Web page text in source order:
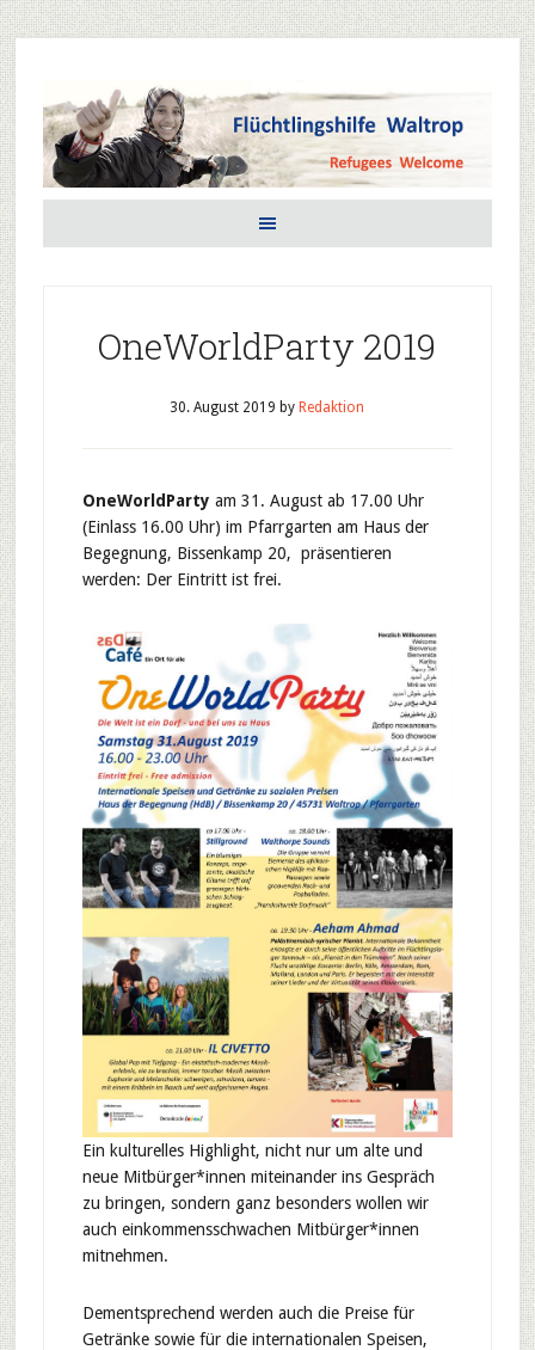
OneWorldParty 2019
30. August 2019 by Redaktion
OneWorldParty am 31. August ab 17.00 Uhr
(Einlass 16.00 Uhr) im Pfarrgarten am Haus der
Begegnung, Bissenkamp 20, präsentieren
werden: Der Eintritt ist frei.
Ein kulturelles Highlight, nicht nur um alte und
neue Mitbürger*innen miteinander ins Gespräch
zu bringen, sondern ganz besonders wollen wir
auch einkommensschwachen Mitbürger*innen
mitnehmen.
Dementsprechend werden auch die Preise für
Getränke sowie für die internationalen Speisen,